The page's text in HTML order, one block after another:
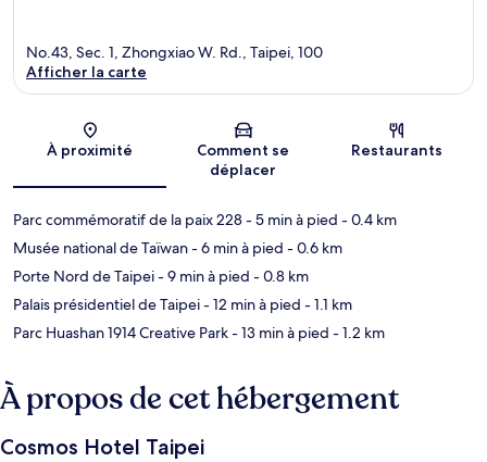
Carte
No.43, Sec. 1, Zhongxiao W. Rd., Taipei, 100
Afficher la carte
À proximité
Comment se
déplacer
Restaurants
Parc commémoratif de la paix 228- 5 min à pied - 0.4 km
Musée national de Taïwan- 6 min à pied - 0.6 km
Porte Nord de Taipei- 9 min à pied - 0.8 km
Palais présidentiel de Taipei- 12 min à pied - 1.1 km
Parc Huashan 1914 Creative Park- 13 min à pied - 1.2 km
À propos de cet hébergement
Cosmos Hotel Taipei